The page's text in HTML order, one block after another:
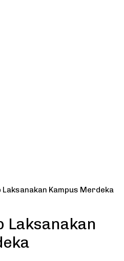
Kampus Merdeka
Laksanakan